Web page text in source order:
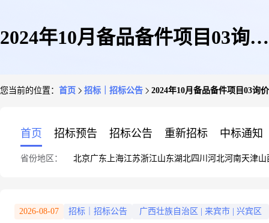
2024年10月备品备件项目03询价
您当前的位置： 首页 招标｜招标公告 2024年10月备品备件项目03询
首页 招标预告 招标公告 重新招标 中标通知
省份地区： 北京广东 上海江苏浙江山东湖北四川 河北河南天津山
2026-08-07 招标｜招标公告 广西壮族自治区 来宾市 兴宾区